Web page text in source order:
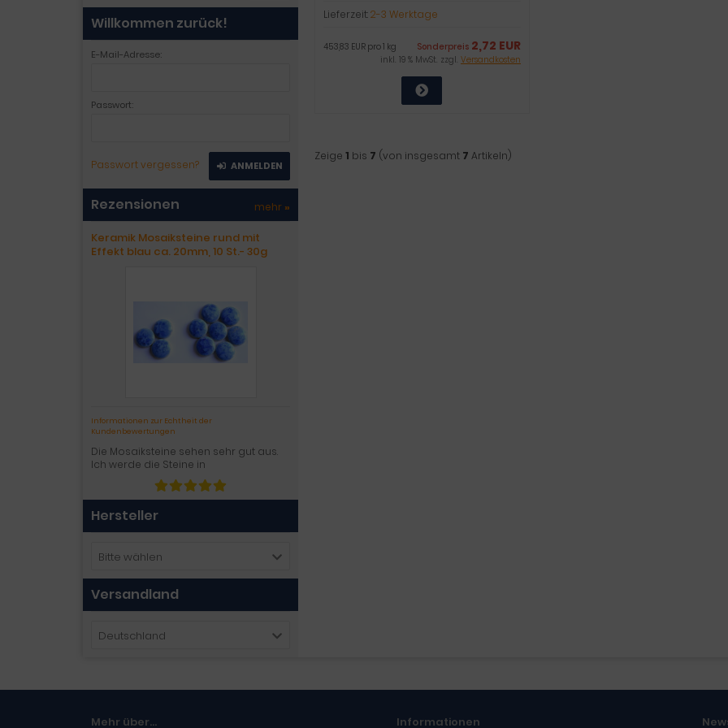
Lieferzeit:2-3 Werktage
Sonderpreis 2,72 EUR
453,83 EUR pro 1 kg
inkl. 19 % MwSt. zzgl. Versandkosten
Zeige 1 bis 7 (von insgesamt 7 Artikeln)
Willkommen zurück!
E-Mail-Adresse:
Passwort:
Passwort vergessen? ANMELDEN
Rezensionen mehr »
Keramik Mosaiksteine rund mit
Effekt blau ca. 20mm, 10 St.- 30g
Informationen zur Echtheit der
Kundenbewertungen
Die Mosaiksteine sehen sehr gut aus.
Ich werde die Steine in
Hersteller
Bitte wählen
Versandland
Deutschland
Mehr über... Informationen